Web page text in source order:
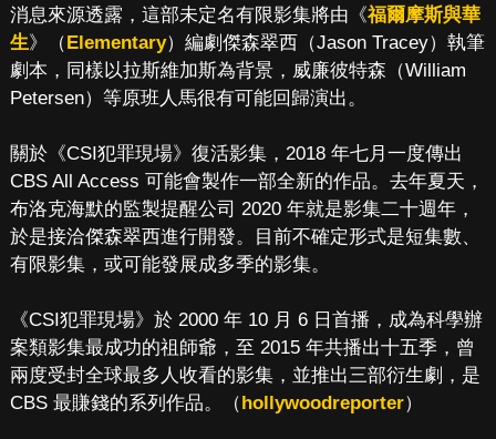
消息來源透露，這部未定名有限影集將由《福爾摩斯與華
生》（Elementary）編劇傑森翠西（Jason Tracey）執筆
劇本，同樣以拉斯維加斯為背景，威廉彼特森（William
Petersen）等原班人馬很有可能回歸演出。
關於《CSI犯罪現場》復活影集，2018 年七月一度傳出
CBS All Access 可能會製作一部全新的作品。去年夏天，
布洛克海默的監製提醒公司 2020 年就是影集二十週年，
於是接洽傑森翠西進行開發。目前不確定形式是短集數、
有限影集，或可能發展成多季的影集。
《CSI犯罪現場》於 2000 年 10 月 6 日首播，成為科學辦
案類影集最成功的祖師爺，至 2015 年共播出十五季，曾
兩度受封全球最多人收看的影集，並推出三部衍生劇，是
CBS 最賺錢的系列作品。（hollywoodreporter）